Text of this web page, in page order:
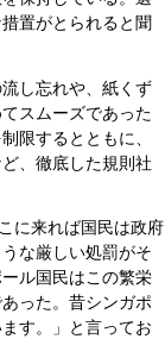
置がとられると聞
し忘れや、紙くず
スムーズであった
限するとともに、
、徹底した規則社
に来れば国民は政府
な厳しい処罰がそ
ル国民はこの繁栄
った。昔シンガポ
す。」と言ってお